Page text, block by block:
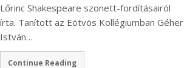
Lőrinc Shakespeare szonett-fordításairól
írta. Tanított az Eötvös Kollégiumban Géher
István…
Continue Reading